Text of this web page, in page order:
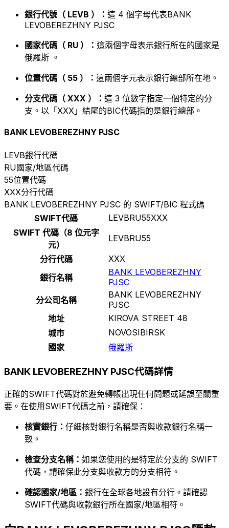
銀行代號（ LEVB ）： 這 4 個字母代表BANK
LEVOBEREZHNY PJSC
國家代碼（ RU ）： 這兩個字母表示銀行所在的國家是
俄羅斯 。
位置代碼（ 55 ）： 這兩個字元表示銀行總部所在地。
分支代碼（ XXX ）： 這 3 位數字指定一個特定的分
支。以「XXX」結尾的BIC代碼指的是銀行總部。
BANK LEVOBEREZHNY PJSC
LEVB銀行代碼
RU國家/地區代碼
55位置代碼
XXX分行代碼
BANK LEVOBEREZHNY PJSC 的 SWIFT/BIC 程式碼
SWIFT代碼
LEVBRU55XXX
SWIFT 代碼（8 位元字
元）
LEVBRU55
分行代碼
XXX
銀行名稱
BANK LEVOBEREZHNY
PJSC
分公司名稱
BANK LEVOBEREZHNY
PJSC
地址
KIROVA STREET 48
城市
NOVOSIBIRSK
國家
俄羅斯
BANK LEVOBEREZHNY PJSC代碼詳情
正確的SWIFT代碼對於避免轉帳出現任何問題或延誤至關重
要。在使用SWIFT代碼之前，請確保：
核實銀行： 仔細核對銀行名稱是否與收款銀行名稱一
致。
檢查分支名稱： 如果您使用的是特定於分支的 SWIFT
代碼，請確保此分支與收款方的分支相符。
確認國家/地區： 銀行在全球各地設有分行。請確認
SWIFT代碼與收款銀行所在國家/地區相符。